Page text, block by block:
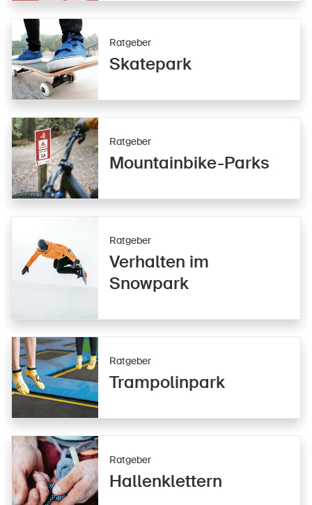
Ratgeber
Skatepark
Ratgeber
Mountainbike-Parks
Ratgeber
Verhalten im
Snowpark
Ratgeber
Trampolinpark
Ratgeber
Hallenklettern